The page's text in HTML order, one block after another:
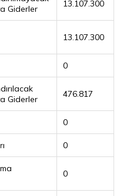
Giderler
13.107.300
13.107.300
0
Giderler
476.817
0
0
0